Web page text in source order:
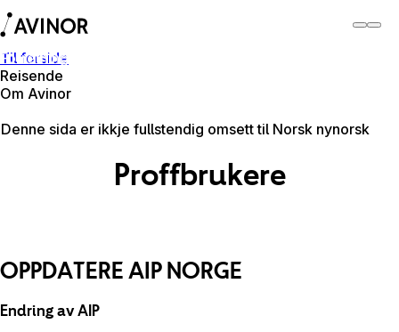
Til forside
Reisende
Om Avinor
Forretningspartner
Denne sida er ikkje fullstendig omsett til Norsk nynorsk
Proffbrukere
OPPDATERE AIP NORGE
Endring av AIP